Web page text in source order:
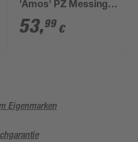
'Amos' PZ Messing
edelstahlfarben
satiniert links
53,99 €
Eigenmarken